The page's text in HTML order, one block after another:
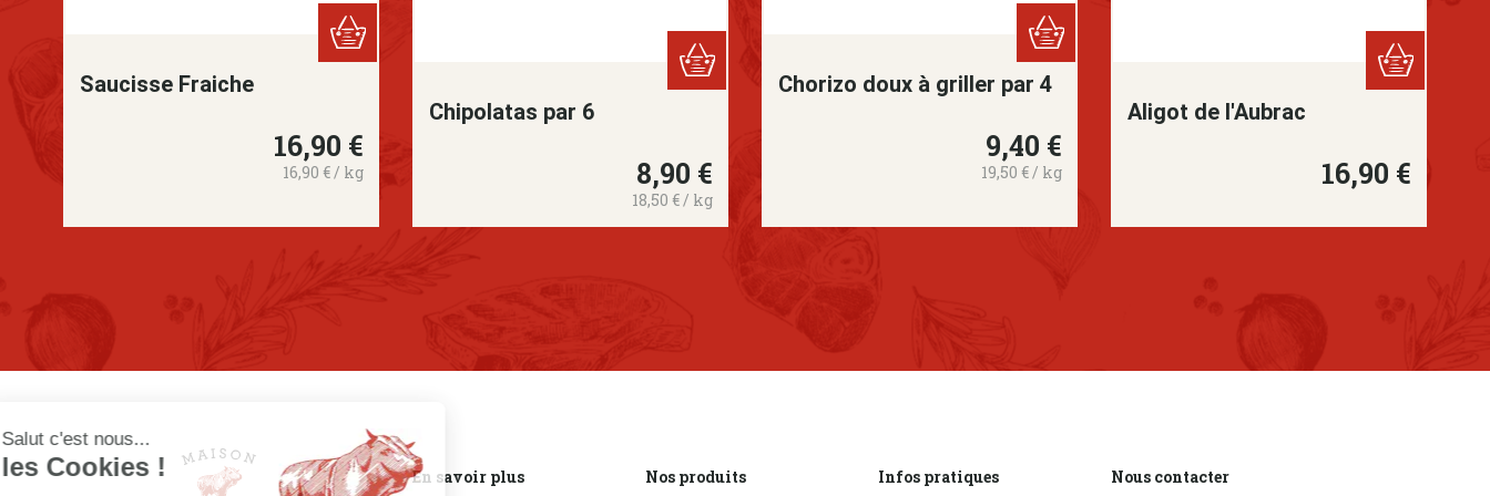
Saucisse Fraiche
Prix
16,90 €
16,90 € / kg
Chipolatas par 6
Prix
8,90 €
18,50 € / kg
Chorizo doux à griller par 4
Prix
9,40 €
19,50 € / kg
Aligot de l'Aubrac
Prix
16,90 €
En savoir plus Nos produits Infos pratiques Nous contacter
Salut c'est nous...
les Cookies !